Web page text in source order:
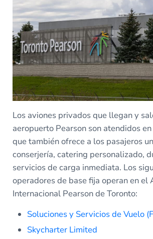
Los aviones privados que llegan y
aeropuerto Pearson son atendidos
que también ofrece a los pasajeros
conserjería, catering personalizado,
servicios de carga inmediata. Los
operadores de base fija operan en el
Internacional Pearson de Toronto:
Soluciones y Servicios de Vuelo
Skycharter Limited